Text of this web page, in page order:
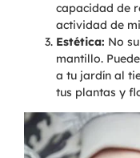
capacidad de
actividad de
Estética: No
mantillo.
a tu jardín al
tus plantas y